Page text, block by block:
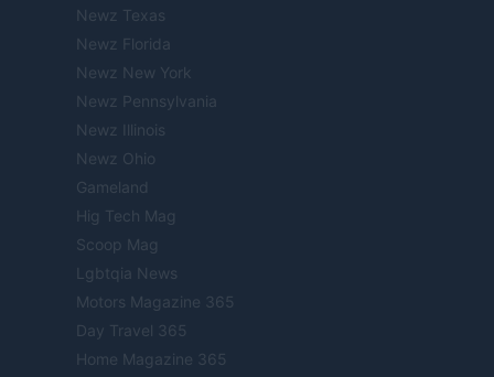
Newz Texas
Newz Florida
Newz New York
Newz Pennsylvania
Newz Illinois
Newz Ohio
Gameland
Hig Tech Mag
Scoop Mag
Lgbtqia News
Motors Magazine 365
Day Travel 365
Home Magazine 365